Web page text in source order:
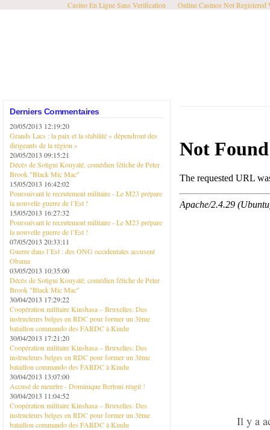
Casino En Ligne Sans Verification Online Casinos Not Registered
Derniers Commentaires
20/05/2013 12:19:20
Grands Lacs : la paix et la stabilité « dépendront des
dirigeants de la région »
20/05/2013 09:15:21
Décès de Sotigui Kouyaté, comédien fétiche de Peter
Brook "Black Mic Mac"
15/05/2013 16:42:02
Poursuivant le recrutement militaire - Le M23 prépare
la nouvelle guerre de l’Est !
15/05/2013 16:27:32
Poursuivant le recrutement militaire - Le M23 prépare
la nouvelle guerre de l’Est !
07/05/2013 20:33:11
Guerre dans l’Est : des ONG occidentales accusent
Obama
03/05/2013 10:35:00
Décès de Sotigui Kouyaté, comédien fétiche de Peter
Brook "Black Mic Mac"
30/04/2013 17:29:22
Coopération militaire Kinshasa – Bruxelles: Des
instructeurs belges en RDC pour former un 3ème
bataillon commando des FARDC à Kindu
30/04/2013 17:21:20
Coopération militaire Kinshasa – Bruxelles: Des
instructeurs belges en RDC pour former un 3ème
bataillon commando des FARDC à Kindu
30/04/2013 13:07:00
Accusé de meurtre - Dominique Bertoni réagit !
30/04/2013 11:04:52
Coopération militaire Kinshasa – Bruxelles: Des
instructeurs belges en RDC pour former un 3ème
bataillon commando des FARDC à Kindu
Il y a